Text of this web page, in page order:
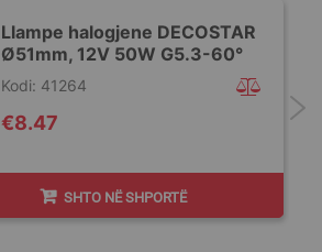
Llampe halogjene DECOSTAR
Ø51mm, 12V 50W G5.3-60°
€8.47
Kodi: 41264
SHTO NË SHPORTË